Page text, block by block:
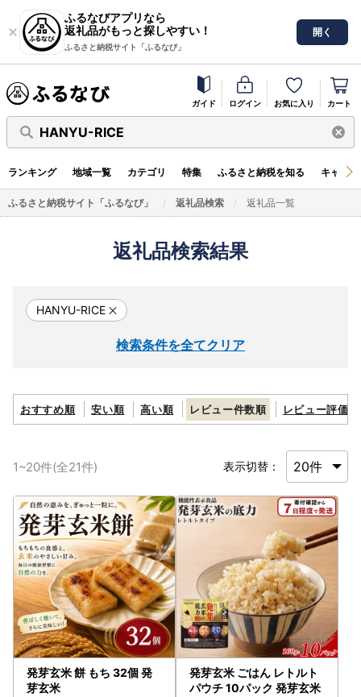
ふるなびアプリなら
返礼品がもっと探しやすい！
ふるさと納税サイト「ふるなび」
開く
ガイド ログイン お気に入り カート
HANYU-RICE
ランキング 地域一覧 カテゴリ 特集 ふるさと納税を知る キャン
ふるさと納税サイト「ふるなび」 返礼品検索 返礼品一覧
返礼品検索結果
HANYU-RICE
検索条件を全てクリア
おすすめ順 安い順 高い順 レビュー件数順 レビュー評価順
1~20件(全21件) 表示切替：
発芽玄米 餅 もち 32個 発
芽玄米
発芽玄米 ごはん レトルト
パウチ 10パック 発芽玄米